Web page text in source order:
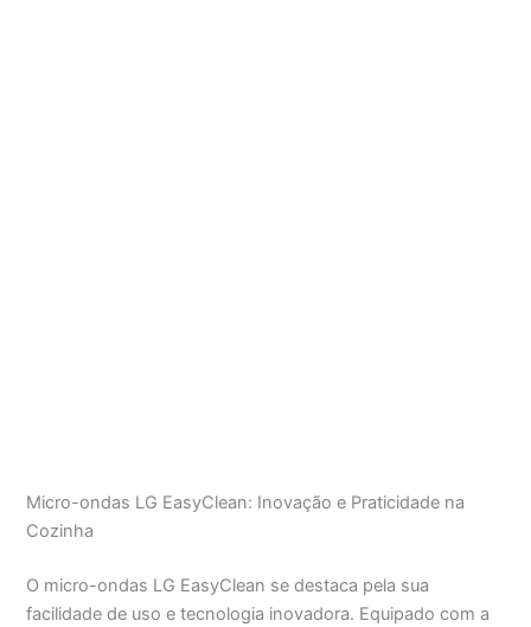
Micro-ondas LG EasyClean: Inovação e Praticidade na
Cozinha
O micro-ondas LG EasyClean se destaca pela sua
facilidade de uso e tecnologia inovadora. Equipado com a